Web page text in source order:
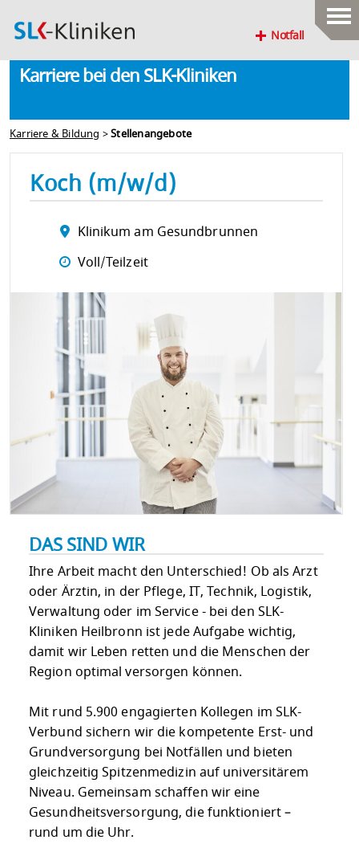
Notfall
Karriere bei den SLK-Kliniken
Karriere & Bildung >Stellenangebote
Koch (m/w/d)
Klinikum am Gesundbrunnen
Voll/Teilzeit
DAS SIND WIR
Ihre Arbeit macht den Unterschied! Ob als Arzt
oder Ärztin, in der Pflege, IT, Technik, Logistik,
Verwaltung oder im Service - bei den SLK-
Kliniken Heilbronn ist jede Aufgabe wichtig,
damit wir Leben retten und die Menschen der
Region optimal versorgen können.
Mit rund 5.900 engagierten Kollegen im SLK-
Verbund sichern wir die kompetente Erst- und
Grundversorgung bei Notfällen und bieten
gleichzeitig Spitzenmedizin auf universitärem
Niveau. Gemeinsam schaffen wir eine
Gesundheitsversorgung, die funktioniert –
rund um die Uhr.